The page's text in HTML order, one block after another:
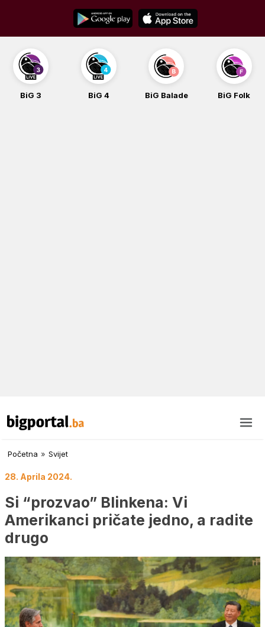
content
BiG 3 BiG 4 BiG Balade BiG Folk
Početna » Svijet
28. Aprila 2024.
Si “prozvao” Blinkena: Vi
Amerikanci pričate jedno, a radite
drugo